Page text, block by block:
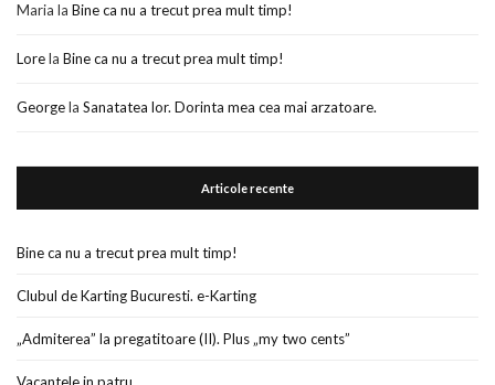
Maria la Bine ca nu a trecut prea mult timp!
Lorela Bine ca nu a trecut prea mult timp!
Georgela Sanatatea lor. Dorinta mea cea mai arzatoare.
Articole recente
Bine ca nu a trecut prea mult timp!
Clubul de Karting Bucuresti. e-Karting
„Admiterea” la pregatitoare (II). Plus „my two cents”